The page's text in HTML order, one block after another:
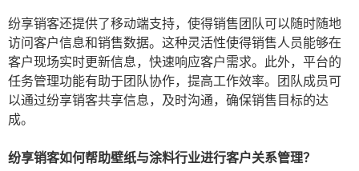
纷享销客还提供了移动端支持，使得销售团队可以随时随地
访问客户信息和销售数据。这种灵活性使得销售人员能够在
客户现场实时更新信息，快速响应客户需求。此外，平台的
任务管理功能有助于团队协作，提高工作效率。团队成员可
以通过纷享销客共享信息，及时沟通，确保销售目标的达
成。
纷享销客如何帮助壁纸与涂料行业进行客户关系管理？